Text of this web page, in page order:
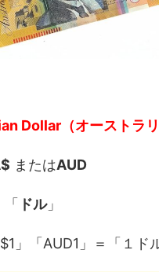
Dollar（オーストラリ
またはAUD
「 ドル」
」「AUD1」＝「１ド